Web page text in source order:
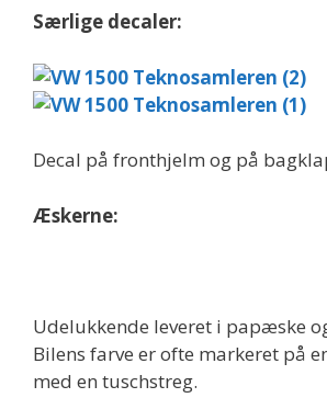
Særlige decaler:
Decal på fronthjelm og på
Æskerne:
Udelukkende leveret i papæske
Bilens farve er ofte markeret på
med en tuschstreg.